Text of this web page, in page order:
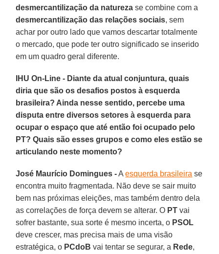
desmercantilização da natureza se combine com a
desmercantilização das relações sociais, sem
achar por outro lado que vamos descartar totalmente
o mercado, que pode ter outro significado se inserido
em um quadro geral diferente.
IHU On-Line - Diante da atual conjuntura, quais
diria que são os desafios postos à esquerda
brasileira? Ainda nesse sentido, percebe uma
disputa entre diversos setores à esquerda para
ocupar o espaço que até então foi ocupado pelo
PT? Quais são esses grupos e como eles estão se
articulando neste momento?
José Maurício Domingues -Aesquerda brasileira se
encontra muito fragmentada. Não deve se sair muito
bem nas próximas eleições, mas também dentro dela
as correlações de força devem se alterar. O PT vai
sofrer bastante, sua sorte é mesmo incerta, o PSOL
deve crescer, mas precisa mais de uma visão
estratégica, o PCdoB vai tentar se segurar, a Rede,